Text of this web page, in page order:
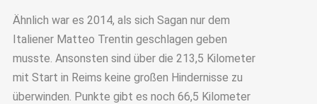
Ähnlich war es 2014, als sich Sagan nur dem
Italiener Matteo Trentin geschlagen geben
musste. Ansonsten sind über die 213,5 Kilometer
mit Start in Reims keine großen Hindernisse zu
überwinden. Punkte gibt es noch 66,5 Kilometer